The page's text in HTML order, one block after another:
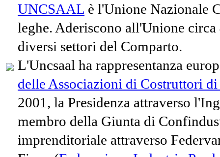
UNCSAAL è l'Unione Nazionale
leghe. Aderiscono all'Unione
diversi settori del Comparto.
L'Uncsaal ha rappresentanza
delle Associazioni di Costruttori
2001, la Presidenza attraverso
membro della Giunta di
imprenditoriale attraverso